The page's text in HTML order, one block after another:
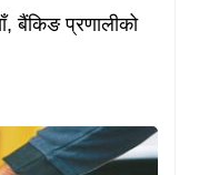
बैंकिङ प्रणालीको